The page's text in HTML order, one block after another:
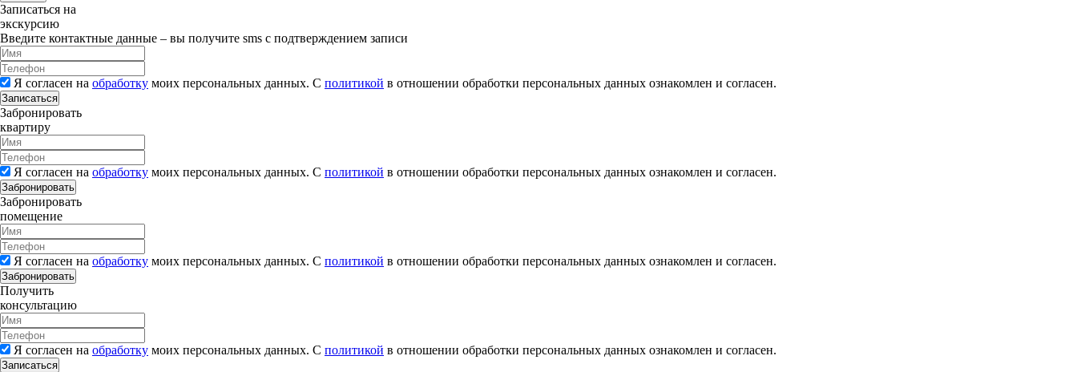
Записаться на
экскурсию
Введите контактные данные – вы получите sms с подтверждением записи
Я согласен на обработку моих персональных данных. С политикой в отношении обработки персональных данных ознакомлен и согласен.
Записаться
Забронировать
квартиру
Я согласен на обработку моих персональных данных. С политикой в отношении обработки персональных данных ознакомлен и согласен.
Забронировать
Забронировать
помещение
Я согласен на обработку моих персональных данных. С политикой в отношении обработки персональных данных ознакомлен и согласен.
Забронировать
Получить
консультацию
Я согласен на обработку моих персональных данных. С политикой в отношении обработки персональных данных ознакомлен и согласен.
Записаться